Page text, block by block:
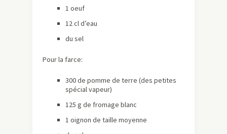
1 oeuf
12 cl d’eau
du sel
Pour la farce:
300 de pomme de terre (des petites
spécial vapeur)
125 g de fromage blanc
1 oignon de taille moyenne